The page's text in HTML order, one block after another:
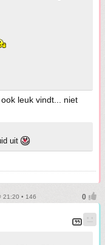
leuk vindt... niet
uit
21:20 • 146